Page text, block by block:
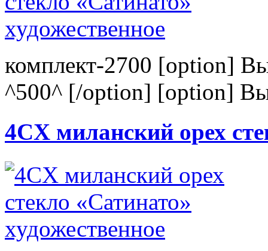
комплект-2700 [option]
^500^ [/option] [option]
4CХ миланский орех